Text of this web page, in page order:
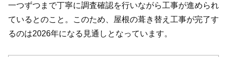
一つずつまで丁寧に調査確認を行いながら工事が進められ
ているとのこと。このため、屋根の葺き替え工事が完了す
るのは2026年になる見通しとなっています。